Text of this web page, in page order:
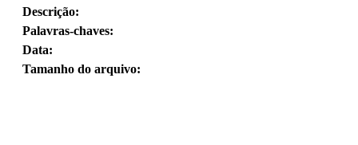
Descrição:
Palavras-chaves:
Data:
Tamanho do arquivo: